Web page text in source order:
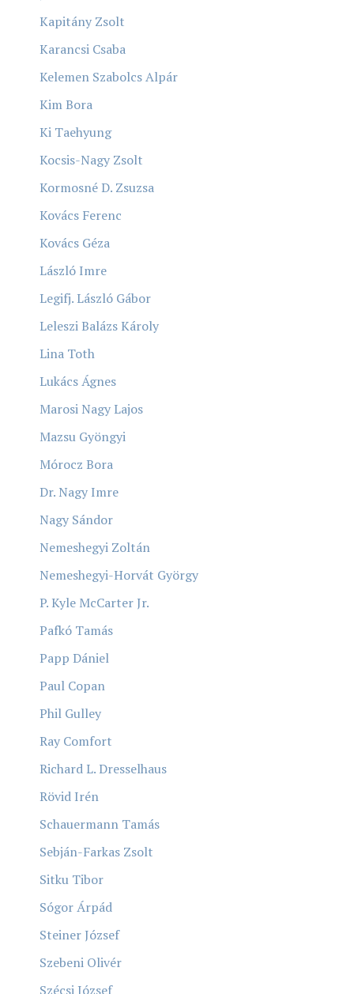
Kapitány Zsolt
Karancsi Csaba
Kelemen Szabolcs Alpár
Kim Bora
Ki Taehyung
Kocsis-Nagy Zsolt
Kormosné D. Zsuzsa
Kovács Ferenc
Kovács Géza
László Imre
Legifj. László Gábor
Leleszi Balázs Károly
Lina Toth
Lukács Ágnes
Marosi Nagy Lajos
Mazsu Gyöngyi
Mórocz Bora
Dr. Nagy Imre
Nagy Sándor
Nemeshegyi Zoltán
Nemeshegyi-Horvát György
P. Kyle McCarter Jr.
Pafkó Tamás
Papp Dániel
Paul Copan
Phil Gulley
Ray Comfort
Richard L. Dresselhaus
Rövid Irén
Schauermann Tamás
Sebján-Farkas Zsolt
Sitku Tibor
Sógor Árpád
Steiner József
Szebeni Olivér
Szécsi József